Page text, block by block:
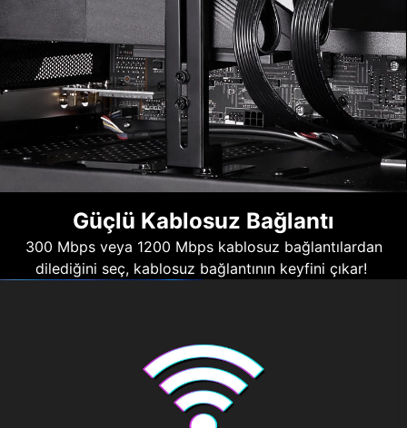
Güçlü Kablosuz Bağlantı
300 Mbps veya 1200 Mbps kablosuz bağlantılardan
dilediğini seç, kablosuz bağlantının keyfini çıkar!